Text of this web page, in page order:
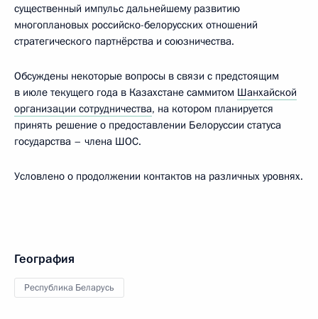
существенный импульс дальнейшему развитию
многоплановых российско-белорусских отношений
стратегического партнёрства и союзничества.
Обсуждены некоторые вопросы в связи с предстоящим
в июле текущего года в Казахстане саммитом Шанхайской
организации сотрудничества, на котором планируется
принять решение о предоставлении Белоруссии статуса
государства – члена ШОС.
Условлено о продолжении контактов на различных уровнях.
География
Республика Беларусь